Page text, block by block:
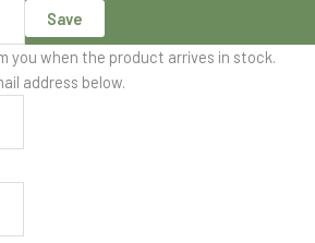
Save
you when the product arrives in stock.
address below.